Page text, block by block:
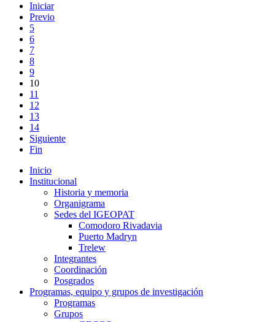
Iniciar
Previo
5
6
7
8
9
10
11
12
13
14
Siguiente
Fin
Inicio
Institucional
Historia y memoria
Organigrama
Sedes del IGEOPAT
Comodoro Rivadavia
Puerto Madryn
Trelew
Integrantes
Coordinación
Posgrados
Programas, equipo y grupos de investigación
Programas
Grupos